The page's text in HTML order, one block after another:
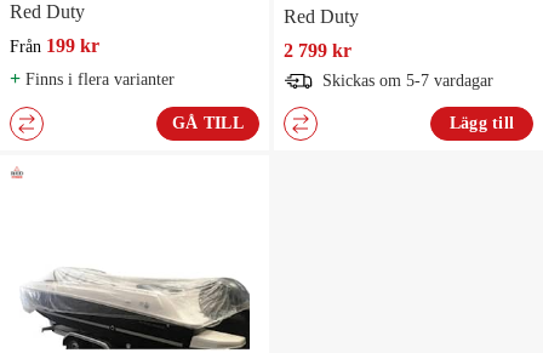
Red Duty
Från 199 kr
+ Finns i flera varianter
GÅ TILL
Red Duty
2 799 kr
Skickas om 5-7 vardagar
Lägg till